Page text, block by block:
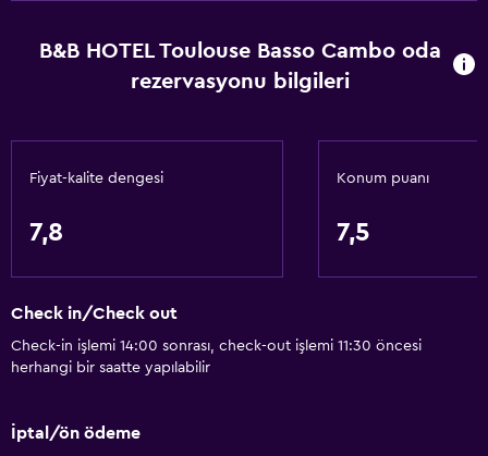
Erişilebilirlik ve uygunluk
Evcil hayvan istek üzerine kabul edilir. Ek ücret talep
Artırılmış erişilebilirlik
Engellilere uygun duş
Asansör
Engelli tuvalet tutamağı
Asansörle erişilebilir
B&B HOTEL Toulouse Basso Cambo oda
rezervasyonu bilgileri
Fiyat-kalite dengesi
7,8
Konum puanı
7,5
Check in/Check out
Check-in işlemi 14:00 sonrası, check-out işlemi 11:30 öncesi
herhangi bir saatte yapılabilir
İptal/ön ödeme